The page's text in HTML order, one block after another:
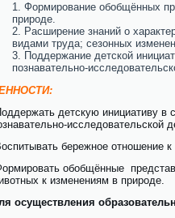
Формирование обобщённых
природе.
Расширение знаний о
видами труда; сезонных
Поддержание детской
познавательно-
детскую инициативу в
исследовательской
бережное отношение
обобщённые
к изменениям в природе.
осуществления